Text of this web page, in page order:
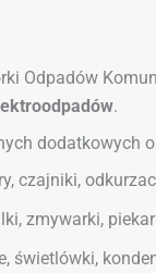
Odpadów
.
dodatkowych
czajniki,
zmywarki,
świetlówki,